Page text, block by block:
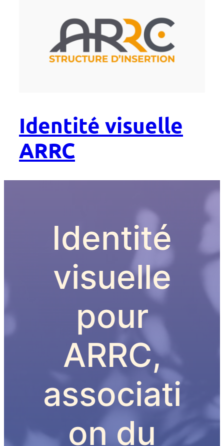
Identité visuelle
ARRC
Identité
visuelle
pour
ARRC,
associati
on du